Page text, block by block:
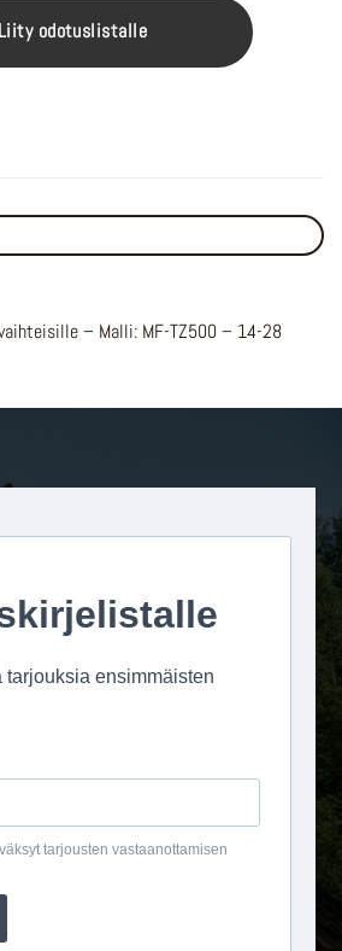
Liity odotuslistalle
vaihteisille – Malli: MF-TZ500 – 14-28